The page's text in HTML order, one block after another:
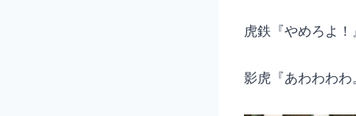
虎鉄『やめろよ！
影虎『あわわわわ